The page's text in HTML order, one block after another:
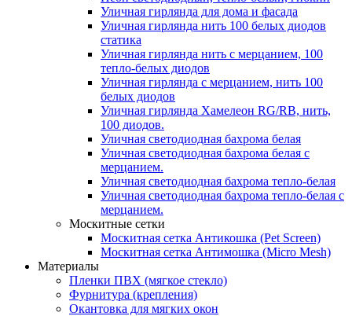
Уличная гирлянда для дома и фасада
Уличная гирлянда нить 100 белых диодов
статика
Уличная гирлянда нить с мерцанием, 100
тепло-белых диодов
Уличная гирлянда с мерцанием, нить 100
белых диодов
Уличная гирлянда Хамелеон RG/RB, нить,
100 диодов.
Уличная светодиодная бахрома белая
Уличная светодиодная бахрома белая с
мерцанием.
Уличная светодиодная бахрома тепло-белая
Уличная светодиодная бахрома тепло-белая с
мерцанием.
Москитные сетки
Москитная сетка Антикошка (Pet Screen)
Москитная сетка Антимошка (Micro Mesh)
Материалы
Пленки ПВХ (мягкое стекло)
Фурнитура (крепления)
Окантовка для мягких окон